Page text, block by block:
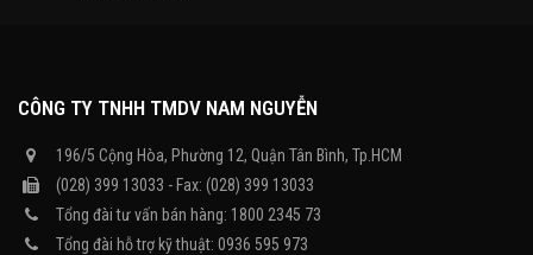
CÔNG TY TNHH TMDV NAM NGUYỄN
196/5 Cộng Hòa, Phường 12, Quận Tân Bình, Tp.HCM
(028) 399 13033 - Fax: (028) 399 13033
Tổng đài tư vấn bán hàng: 1800 2345 73
Tổng đài hỗ trợ kỹ thuật: 0936 595 973